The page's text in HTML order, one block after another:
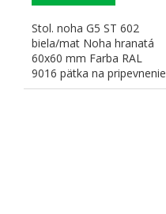
Stol. noha G5 ST 602
biela/mat Noha hranatá
60x60 mm Farba RAL
9016 pätka na pripevnenie
90x90 mm Rozmery:...